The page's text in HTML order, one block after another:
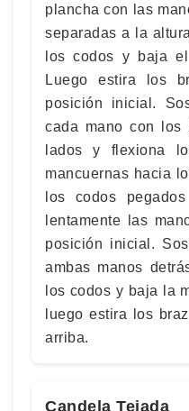
plancha con las
separadas a la
los codos y baja
Luego estira los
posición inicial.
cada mano con los
lados y flexiona
mancuernas hacia
los codos
lentamente las
posición inicial.
ambas manos
los codos y baja la
luego estira los
arriba.
Candela Tejada